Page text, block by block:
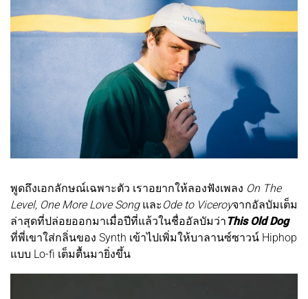
พูดถึงเอกลักษณ์เฉพาะตัว เราอยากให้ลองฟังเพลง On The
Level, One More Love Songและ Ode to Viceroyจากอัลบัมเต็ม
ล่าสุดที่ปล่อยออกมาเมื่อปีที่แล้วในชื่ออัลบัมว่าThis Old Dog
ที่พี่เขาใส่กลิ่นของ Synth เข้าไปเพิ่มให้บาลานซ์ซาวน์ Hiphop
แบบ Lo-fi เต็มตื้นมายิ่งขึ้น